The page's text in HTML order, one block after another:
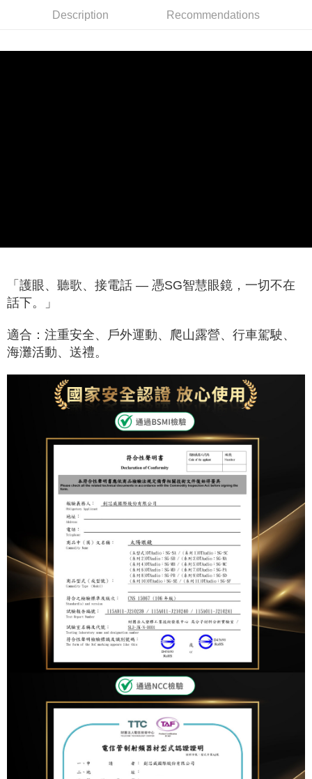
Description Recommendations
「護眼、聽歌、接電話 — 憑SG智慧眼鏡，一切不在
話下。」
適合：注重安全、戶外運動、爬山露營、行車駕駛、
海灘活動、送禮。